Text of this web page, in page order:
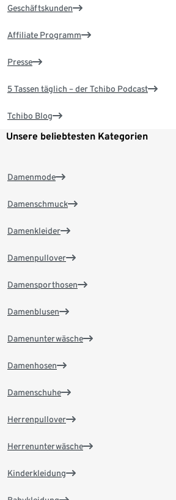
Geschäftskunden
Affiliate Programm
Presse
5 Tassen täglich – der Tchibo Podcast
Tchibo Blog
Unsere beliebtesten Kategorien
Damenmode
Damenschmuck
Damenkleider
Damenpullover
Damensporthosen
Damenblusen
Damenunterwäsche
Damenhosen
Damenschuhe
Herrenpullover
Herrenunterwäsche
Kinderkleidung